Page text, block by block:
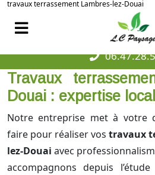
travaux terrassement Lambres-lez-Douai
Travaux
Douai : expertise
Notre entreprise met à votre
faire pour réaliser vos travaux
lez-Douai avec
accompagnons depuis